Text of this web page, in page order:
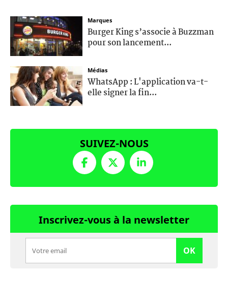
Marques
Burger King s’associe à Buzzman
pour son lancement...
Médias
WhatsApp : L'application va-t-
elle signer la fin...
SUIVEZ-NOUS
Inscrivez-vous à la newsletter
OK